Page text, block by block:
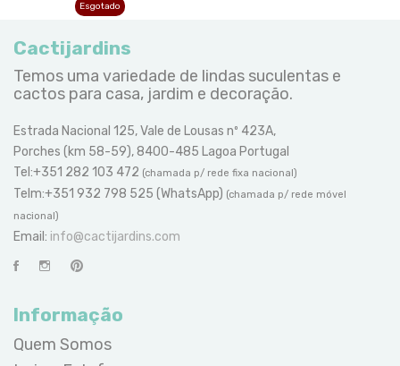
Esgotado
Cactijardins
Temos uma variedade de lindas suculentas e
cactos para casa, jardim e decoração.
Estrada Nacional 125, Vale de Lousas nº 423A,
Porches (km 58-59), 8400-485 Lagoa Portugal
Tel:+351 282 103 472 (chamada p/ rede fixa nacional)
Telm:+351 932 798 525 (WhatsApp) (chamada p/ rede móvel
nacional)
Email: info@cactijardins.com
Informação
Quem Somos